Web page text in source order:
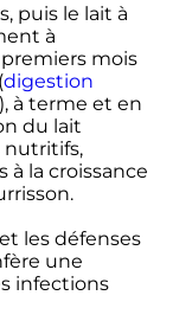
puis le lait à
à
mois
digestion
à terme et en
du lait
nutritifs,
la croissance
les défenses
une
infections